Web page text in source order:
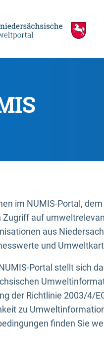
im NUMIS-Portal,
Zugriff auf
aus
und
Portal stellt sich
der Richtlinie 2003/4/
zu
finden Sie